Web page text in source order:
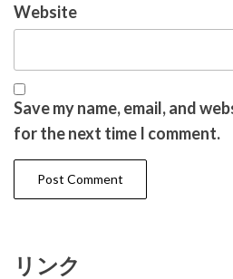
Website
Save my name, email, and
for the next time I comment.
リンク